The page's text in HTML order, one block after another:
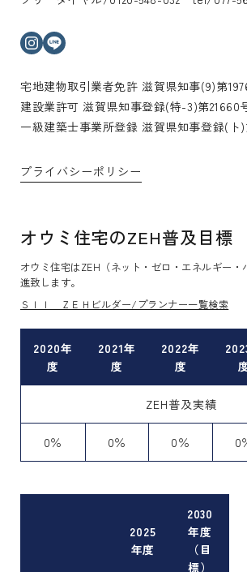
インスタグラム
宅地建物取引業者免許 滋賀県知事(9)第
建設業許可 滋賀県知事登録(特-3)第21660
一級建築士事業所登録 滋賀県知事登録(ト)
プライバシーポリシー
オウミ住宅のZEH普及目標
オウミ住宅はZEH（ネット・ゼロ・エネルギー・
進致します。
ＳＩＩ ＺＥＨビルダー/プランナー一覧検索
2020年
度
2021年
度
2022年
度
ZEH普及実績
0％ 0％ 0％ 0
2025
年度
2030
年度
（目
標）